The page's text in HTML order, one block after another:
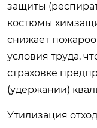
защиты
костюмы
снижает
условия труда,
страховке
(удержании)
Утилизация